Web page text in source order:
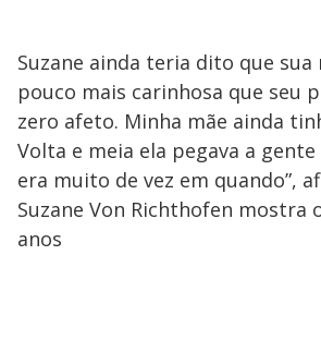
Suzane ainda teria dito que sua
pouco mais carinhosa que seu
zero afeto. Minha mãe ainda
Volta e meia ela pegava a gente
era muito de vez em quando”,
Suzane Von Richthofen mostra
anos